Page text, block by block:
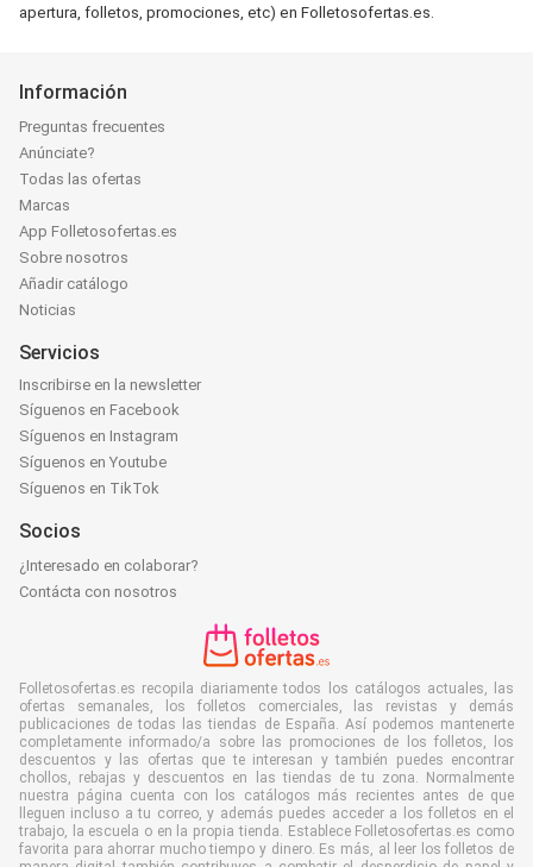
apertura, folletos, promociones, etc) en Folletosofertas.es.
Información
Preguntas frecuentes
Anúnciate?
Todas las ofertas
Marcas
App Folletosofertas.es
Sobre nosotros
Añadir catálogo
Noticias
Servicios
Inscribirse en la newsletter
Síguenos en Facebook
Síguenos en Instagram
Síguenos en Youtube
Síguenos en TikTok
Socios
¿Interesado en colaborar?
Contácta con nosotros
Folletosofertas.es recopila diariamente todos los catálogos actuales, las
ofertas semanales, los folletos comerciales, las revistas y demás
publicaciones de todas las tiendas de España. Así podemos mantenerte
completamente informado/a sobre las promociones de los folletos, los
descuentos y las ofertas que te interesan y también puedes encontrar
chollos, rebajas y descuentos en las tiendas de tu zona. Normalmente
nuestra página cuenta con los catálogos más recientes antes de que
lleguen incluso a tu correo, y además puedes acceder a los folletos en el
trabajo, la escuela o en la propia tienda. Establece Folletosofertas.es como
favorita para ahorrar mucho tiempo y dinero. Es más, al leer los folletos de